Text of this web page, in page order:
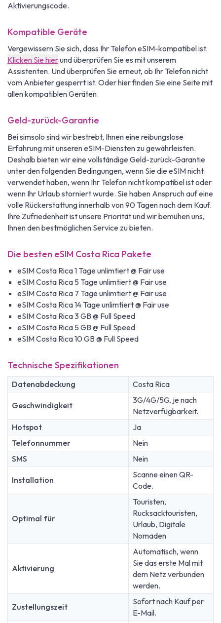
Aktivierungscode.
Kompatible Geräte
Vergewissern Sie sich, dass Ihr Telefon eSIM-kompatibel ist.
Klicken Sie hierund überprüfen Sie es mit unserem
Assistenten. Und überprüfen Sie erneut, ob Ihr Telefon nicht
vom Anbieter gesperrt ist. Oder hier finden Sie eine Seite mit
allen kompatiblen Geräten.
Geld-zurück-Garantie
Bei simsolo sind wir bestrebt, Ihnen eine reibungslose
Erfahrung mit unseren eSIM-Diensten zu gewährleisten.
Deshalb bieten wir eine vollständige Geld-zurück-Garantie
unter den folgenden Bedingungen, wenn Sie die eSIM nicht
verwendet haben, wenn Ihr Telefon nicht kompatibel ist oder
wenn Ihr Urlaub storniert wurde. Sie haben Anspruch auf eine
volle Rückerstattung innerhalb von 90 Tagen nach dem Kauf.
Ihre Zufriedenheit ist unsere Priorität und wir bemühen uns,
Ihnen den bestmöglichen Service zu bieten.
Die besten eSIM Costa Rica Pakete
eSIM Costa Rica 1 Tage unlimtiert @ Fair use
eSIM Costa Rica 5 Tage unlimtiert @ Fair use
eSIM Costa Rica 7 Tage unlimtiert @ Fair use
eSIM Costa Rica 14 Tage unlimtiert @ Fair use
eSIM Costa Rica 3 GB @ Full Speed
eSIM Costa Rica 5 GB @ Full Speed
eSIM Costa Rica 10 GB @ Full Speed
Technische Spezifikationen
Datenabdeckung Costa Rica
Geschwindigkeit
3G/4G/5G, je nach
Netzverfügbarkeit.
Hotspot
Ja
Telefonnummer
Nein
SMS
Nein
Installation
Scanne einen QR-
Code.
Optimal für
Touristen,
Rucksacktouristen,
Urlaub, Digitale
Nomaden
Aktivierung
Automatisch, wenn
Sie das erste Mal mit
dem Netz verbunden
werden.
Zustellungszeit
Sofort nach Kauf per
E-Mail.